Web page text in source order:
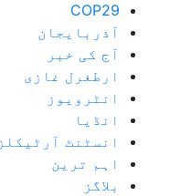
COP29
آذربایجان
آج کی خبر
ارطغرل غازی
انٹرویوز
انڈیا
انسٹنٹ آرٹیکلز
اہم ترین
بلاگز